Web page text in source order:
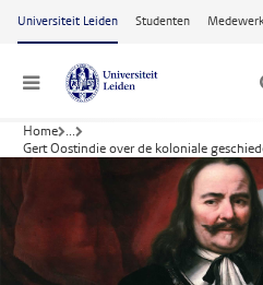
Ga naar hoofdinhoud
Universiteit Leiden Studenten
Menu
Home ...
Gert Oostindie over de koloniale